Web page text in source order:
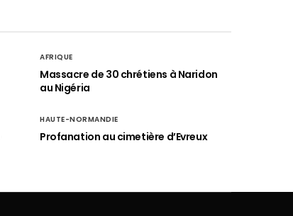
AFRIQUE
Massacre de 30 chrétiens à Naridon
au Nigéria
HAUTE-NORMANDIE
Profanation au cimetière d’Evreux